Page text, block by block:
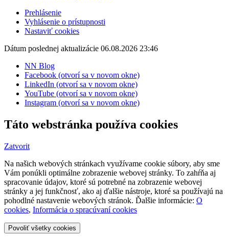
Prehlásenie
Vyhlásenie o prístupnosti
Nastaviť cookies
Dátum poslednej aktualizácie 06.08.2026 23:46
NN Blog
Facebook (otvorí sa v novom okne)
LinkedIn (otvorí sa v novom okne)
YouTube (otvorí sa v novom okne)
Instagram (otvorí sa v novom okne)
Táto webstránka používa cookies
Zatvorit
Na našich webových stránkach využívame cookie súbory, aby sme
Vám ponúkli optimálne zobrazenie webovej stránky. To zahŕňa aj
spracovanie údajov, ktoré sú potrebné na zobrazenie webovej
stránky a jej funkčnosť, ako aj ďalšie nástroje, ktoré sa používajú na
pohodlné nastavenie webových stránok. Ďalšie informácie: O
cookies, Informácia o spracúvaní cookies
Povoliť všetky cookies